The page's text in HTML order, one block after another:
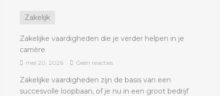
Zakelijk
Zakelijke vaardigheden die je verder helpen in je
carrière
mei 20, 2026 Geen reacties
Zakelijke vaardigheden zijn de basis van een
succesvolle loopbaan, of je nu in een groot bedrijf